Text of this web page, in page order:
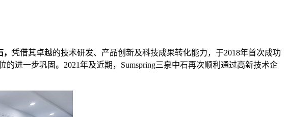
凭借其卓越的技术研发、产品创新及科技成果转化能力，于2018年首次成功
进一步巩固。2021年及近期，Sumspring三泉中石再次顺利通过高新技术企